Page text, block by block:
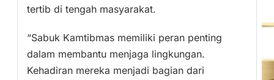
tertib di tengah masyarakat.
“Sabuk Kamtibmas memiliki peran penting
dalam membantu menjaga lingkungan.
Kehadiran mereka menjadi bagian dari